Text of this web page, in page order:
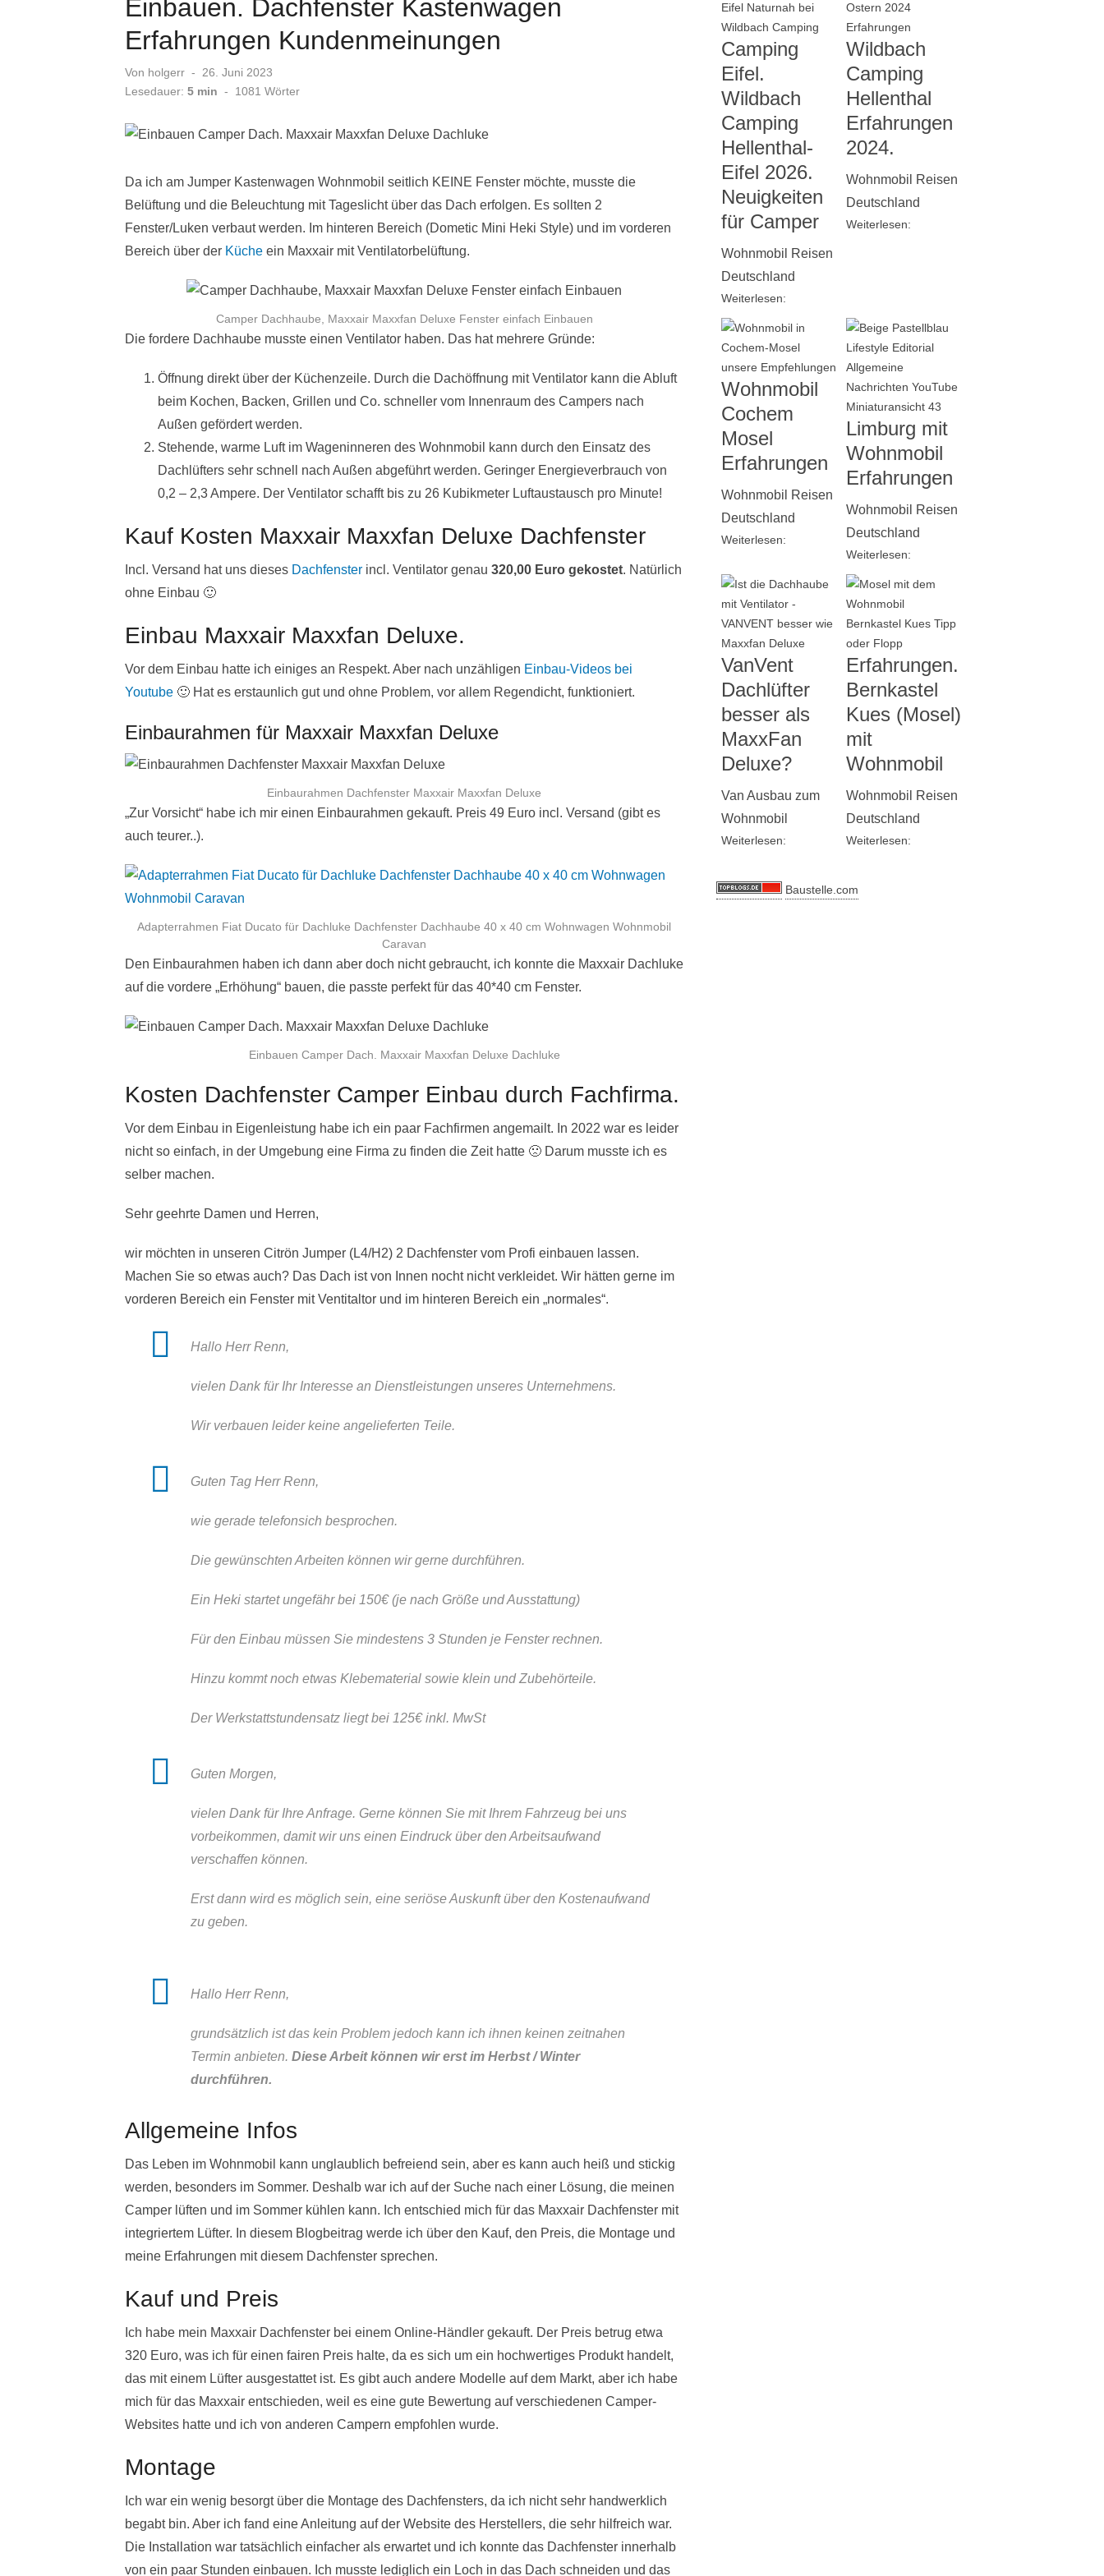
Einbauen. Dachfenster Kastenwagen
Erfahrungen Kundenmeinungen
Von holgerr
Veröffentlicht
am
26. Juni 2023
Lesedauer: 5 min - 1081 Wörter
Da ich am Jumper Kastenwagen Wohnmobil seitlich KEINE Fenster möchte, musste die
Belüftung und die Beleuchtung mit Tageslicht über das Dach erfolgen. Es sollten 2
Fenster/Luken verbaut werden. Im hinteren Bereich (Dometic Mini Heki Style) und im vorderen
Bereich über der Küche ein Maxxair mit Ventilatorbelüftung.
Camper Dachhaube, Maxxair Maxxfan Deluxe Fenster einfach Einbauen
Die fordere Dachhaube musste einen Ventilator haben. Das hat mehrere Gründe:
Öffnung direkt über der Küchenzeile. Durch die Dachöffnung mit Ventilator kann die Abluft
beim Kochen, Backen, Grillen und Co. schneller vom Innenraum des Campers nach
Außen gefördert werden.
Stehende, warme Luft im Wageninneren des Wohnmobil kann durch den Einsatz des
Dachlüfters sehr schnell nach Außen abgeführt werden. Geringer Energieverbrauch von
0,2 – 2,3 Ampere. Der Ventilator schafft bis zu 26 Kubikmeter Luftaustausch pro Minute!
Kauf Kosten Maxxair Maxxfan Deluxe Dachfenster
Incl. Versand hat uns dieses Dachfenster incl. Ventilator genau 320,00 Euro gekostet. Natürlich
ohne Einbau 🙂
Einbau Maxxair Maxxfan Deluxe.
Vor dem Einbau hatte ich einiges an Respekt. Aber nach unzähligen Einbau-Videos bei
Youtube 🙂 Hat es erstaunlich gut und ohne Problem, vor allem Regendicht, funktioniert.
Einbaurahmen für Maxxair Maxxfan Deluxe
Einbaurahmen Dachfenster Maxxair Maxxfan Deluxe
„Zur Vorsicht“ habe ich mir einen Einbaurahmen gekauft. Preis 49 Euro incl. Versand (gibt es
auch teurer..).
Adapterrahmen Fiat Ducato für Dachluke Dachfenster Dachhaube 40 x 40 cm Wohnwagen Wohnmobil
Caravan
Den Einbaurahmen haben ich dann aber doch nicht gebraucht, ich konnte die Maxxair Dachluke
auf die vordere „Erhöhung“ bauen, die passte perfekt für das 40*40 cm Fenster.
Einbauen Camper Dach. Maxxair Maxxfan Deluxe Dachluke
Kosten Dachfenster Camper Einbau durch Fachfirma.
Vor dem Einbau in Eigenleistung habe ich ein paar Fachfirmen angemailt. In 2022 war es leider
nicht so einfach, in der Umgebung eine Firma zu finden die Zeit hatte 🙁 Darum musste ich es
selber machen.
Sehr geehrte Damen und Herren,
wir möchten in unseren Citrön Jumper (L4/H2) 2 Dachfenster vom Profi einbauen lassen.
Machen Sie so etwas auch? Das Dach ist von Innen nocht nicht verkleidet. Wir hätten gerne im
vorderen Bereich ein Fenster mit Ventitaltor und im hinteren Bereich ein „normales“.
Hallo Herr Renn,
vielen Dank für Ihr Interesse an Dienstleistungen unseres Unternehmens.
Wir verbauen leider keine angelieferten Teile.
Guten Tag Herr Renn,
wie gerade telefonsich besprochen.
Die gewünschten Arbeiten können wir gerne durchführen.
Ein Heki startet ungefähr bei 150€ (je nach Größe und Ausstattung)
Für den Einbau müssen Sie mindestens 3 Stunden je Fenster rechnen.
Hinzu kommt noch etwas Klebematerial sowie klein und Zubehörteile.
Der Werkstattstundensatz liegt bei 125€ inkl. MwSt
Guten Morgen,
vielen Dank für Ihre Anfrage. Gerne können Sie mit Ihrem Fahrzeug bei uns
vorbeikommen, damit wir uns einen Eindruck über den Arbeitsaufwand
verschaffen können.
Erst dann wird es möglich sein, eine seriöse Auskunft über den Kostenaufwand
zu geben.
Hallo Herr Renn,
grundsätzlich ist das kein Problem jedoch kann ich ihnen keinen zeitnahen
Termin anbieten. Diese Arbeit können wir erst im Herbst / Winter
durchführen.
Allgemeine Infos
Das Leben im Wohnmobil kann unglaublich befreiend sein, aber es kann auch heiß und stickig
werden, besonders im Sommer. Deshalb war ich auf der Suche nach einer Lösung, die meinen
Camper lüften und im Sommer kühlen kann. Ich entschied mich für das Maxxair Dachfenster mit
integriertem Lüfter. In diesem Blogbeitrag werde ich über den Kauf, den Preis, die Montage und
meine Erfahrungen mit diesem Dachfenster sprechen.
Kauf und Preis
Ich habe mein Maxxair Dachfenster bei einem Online-Händler gekauft. Der Preis betrug etwa
320 Euro, was ich für einen fairen Preis halte, da es sich um ein hochwertiges Produkt handelt,
das mit einem Lüfter ausgestattet ist. Es gibt auch andere Modelle auf dem Markt, aber ich habe
mich für das Maxxair entschieden, weil es eine gute Bewertung auf verschiedenen Camper-
Websites hatte und ich von anderen Campern empfohlen wurde.
Montage
Ich war ein wenig besorgt über die Montage des Dachfensters, da ich nicht sehr handwerklich
begabt bin. Aber ich fand eine Anleitung auf der Website des Herstellers, die sehr hilfreich war.
Die Installation war tatsächlich einfacher als erwartet und ich konnte das Dachfenster innerhalb
von ein paar Stunden einbauen. Ich musste lediglich ein Loch in das Dach schneiden und das
Camping
Eifel.
Wildbach
Camping
Hellenthal-
Eifel 2026.
Neuigkeiten
für Camper
Wohnmobil Reisen
Deutschland
Weiterlesen:
Wildbach
Camping
Hellenthal
Erfahrungen
2024.
Wohnmobil Reisen
Deutschland
Weiterlesen:
Wohnmobil
Cochem
Mosel
Erfahrungen
Wohnmobil Reisen
Deutschland
Weiterlesen:
Limburg mit
Wohnmobil
Erfahrungen
Wohnmobil Reisen
Deutschland
Weiterlesen:
VanVent
Dachlüfter
besser als
MaxxFan
Deluxe?
Van Ausbau zum
Wohnmobil
Weiterlesen:
Erfahrungen.
Bernkastel
Kues (Mosel)
mit
Wohnmobil
Wohnmobil Reisen
Deutschland
Weiterlesen:
Baustelle.com